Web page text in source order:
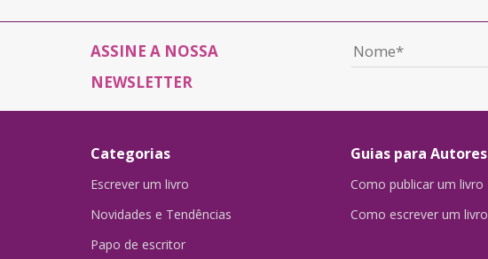
ASSINE A NOSSA
NEWSLETTER
Categorias
Escrever um livro
Novidades e Tendências
Papo de escritor
Guias para Autores
Como publicar um livro
Como escrever um livro